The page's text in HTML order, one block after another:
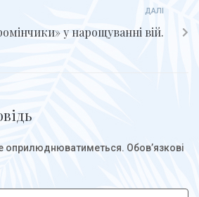
ДАЛІ
у нарощуванні вій.
оприлюднюватиметься. Обов’язкові